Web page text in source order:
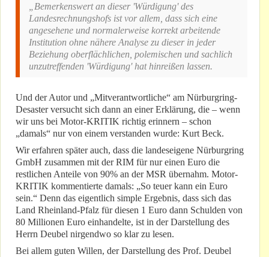
„Bemerkenswert an dieser 'Würdigung' des
Landesrechnungshofs ist vor allem, dass sich eine
angesehene und normalerweise korrekt arbeitende
Institution ohne nähere Analyse zu dieser in jeder
Beziehung oberflächlichen, polemischen und sachlich
unzutreffenden 'Würdigung' hat hinreißen lassen.
Und der Autor und „Mitverantwortliche“ am Nürburgring-
Desaster versucht sich dann an einer Erklärung, die – wenn
wir uns bei Motor-KRITIK richtig erinnern – schon
„damals“ nur von einem verstanden wurde: Kurt Beck.
Wir erfahren später auch, dass die landeseigene Nürburgring
GmbH zusammen mit der RIM für nur einen Euro die
restlichen Anteile von 90% an der MSR übernahm. Motor-
KRITIK kommentierte damals: „So teuer kann ein Euro
sein.“ Denn das eigentlich simple Ergebnis, dass sich das
Land Rheinland-Pfalz für diesen 1 Euro dann Schulden von
80 Millionen Euro einhandelte, ist in der Darstellung des
Herrn Deubel nirgendwo so klar zu lesen.
Bei allem guten Willen, der Darstellung des Prof. Deubel